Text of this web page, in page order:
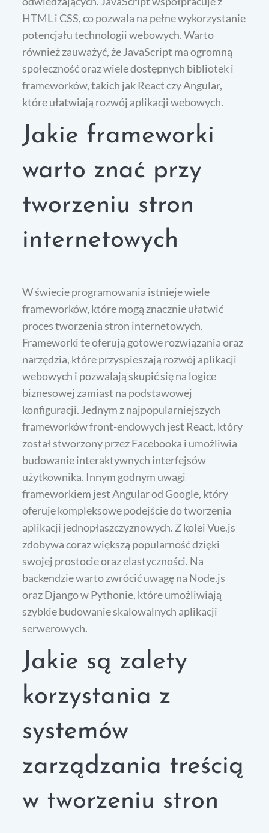
HTML i CSS, co pozwala na pełne wykorzystanie
potencjału technologii webowych. Warto
również zauważyć, że JavaScript ma ogromną
społeczność oraz wiele dostępnych bibliotek i
frameworków, takich jak React czy Angular,
które ułatwiają rozwój aplikacji webowych.
Jakie frameworki
warto znać przy
tworzeniu stron
internetowych
W świecie programowania istnieje wiele
frameworków, które mogą znacznie ułatwić
proces tworzenia stron internetowych.
Frameworki te oferują gotowe rozwiązania oraz
narzędzia, które przyspieszają rozwój aplikacji
webowych i pozwalają skupić się na logice
biznesowej zamiast na podstawowej
konfiguracji. Jednym z najpopularniejszych
frameworków front-endowych jest React, który
został stworzony przez Facebooka i umożliwia
budowanie interaktywnych interfejsów
użytkownika. Innym godnym uwagi
frameworkiem jest Angular od Google, który
oferuje kompleksowe podejście do tworzenia
aplikacji jednopłaszczyznowych. Z kolei Vue.js
zdobywa coraz większą popularność dzięki
swojej prostocie oraz elastyczności. Na
backendzie warto zwrócić uwagę na Node.js
oraz Django w Pythonie, które umożliwiają
szybkie budowanie skalowalnych aplikacji
serwerowych.
Jakie są zalety
korzystania z
systemów
zarządzania treścią
w tworzeniu stron